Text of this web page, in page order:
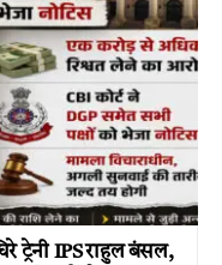
ट्रेनी IPS राहुल बंसल,